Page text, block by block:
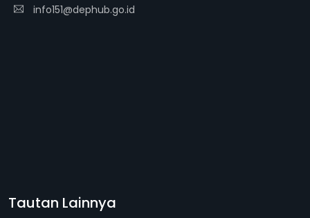
info151@dephub.go.id
Tautan Lainnya